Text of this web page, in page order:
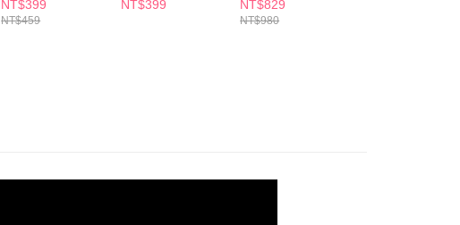
形，恩沛科技股份有限公司將有權停止該用戶之使用額度並採取法律行
扇-兩色任選
NT$399
NT$459
色任選
NT$399 NT$829
NT$980